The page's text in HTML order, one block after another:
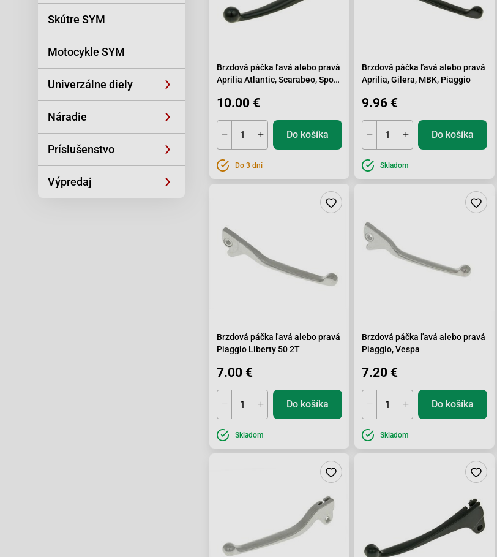
Skútre SYM
Motocykle SYM
Univerzálne diely
Náradie
Príslušenstvo
Výpredaj
Brzdová páčka ľavá alebo pravá
Aprilia Atlantic, Scarabeo, Sport
10.00 €
Do košíka
Do 3 dní
Brzdová páčka ľavá alebo pravá
Aprilia, Gilera, MBK, Piaggio
9.96 €
Do košíka
Skladom
Brzdová páčka ľavá alebo pravá
Piaggio Liberty 50 2T
7.00 €
Do košíka
Skladom
Brzdová páčka ľavá alebo pravá
Piaggio, Vespa
7.20 €
Do košíka
Skladom